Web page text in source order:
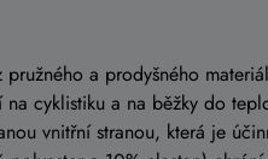
a prodyšného
cyklistiku a na běžky do
vnitřní stranou, která je